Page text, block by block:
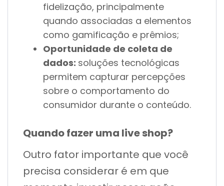
fidelização, principalmente
quando associadas a elementos
como gamificação e prêmios;
Oportunidade de coleta de
dados: soluções tecnológicas
permitem capturar percepções
sobre o comportamento do
consumidor durante o conteúdo.
Quando fazer uma live shop?
Outro fator importante que você
precisa considerar é em que